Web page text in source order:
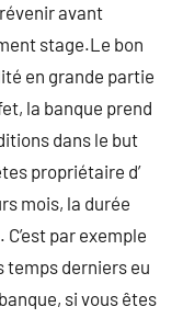
avant
stage.Le bon
en grande partie
la banque prend
dans le but
propriétaire d’
mois, la durée
par exemple
temps derniers eu
si vous êtes